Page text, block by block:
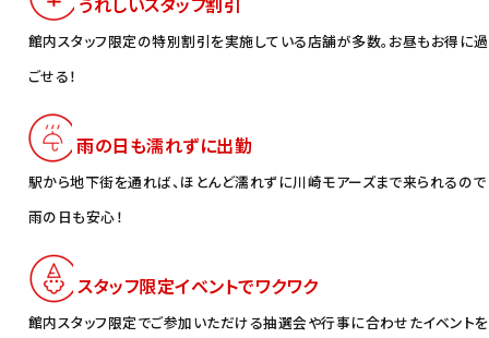
館内スタッフ限定の特別割引を実施している店舗が多数。お昼もお得に過
ごせる！
雨の日も濡れずに出勤
駅から地下街を通れば、ほとんど濡れずに川崎モアーズまで来られるので
雨の日も安心！
スタッフ限定イベントでワクワク
館内スタッフ限定でご参加いただける抽選会や行事に合わせたイベントを